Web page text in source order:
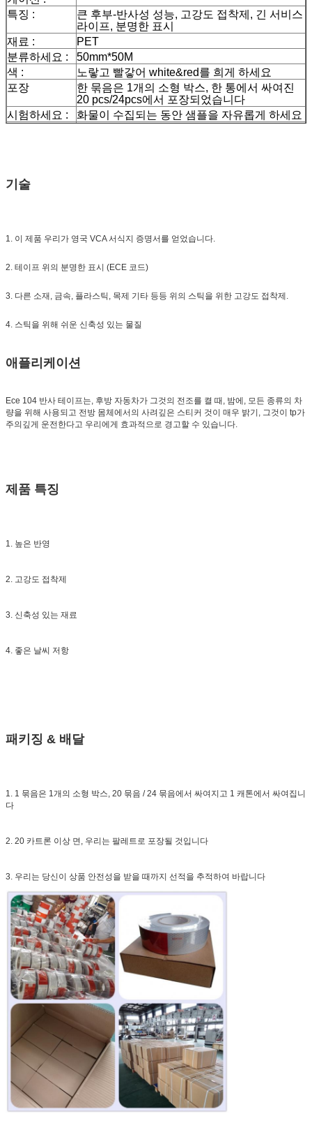
특징 :
큰 후부-반사성 성능, 고강도 접착제, 긴 서비스
라이프, 분명한 표시
재료 :
PET
분류하세요 :
50mm*50M
색 :
노랗고 빨갛어 white&red를 희게 하세요
포장
한 묶음은 1개의 소형 박스, 한 통에서 싸여진
20 pcs/24pcs에서 포장되었습니다
시험하세요 :
화물이 수집되는 동안 샘플을 자유롭게 하세요
기술
1. 이 제품 우리가 영국 VCA 서식지 증명서를 얻었습니다.
2. 테이프 위의 분명한 표시 (ECE 코드)
3. 다른 소재, 금속, 플라스틱, 목제 기타 등등 위의 스틱을 위한 고강도 접착제.
4. 스틱을 위해 쉬운 신축성 있는 물질
애플리케이션
Ece 104 반사 테이프는, 후방 자동차가 그것의 전조를 켤 때, 밤에, 모든 종류의 차
량을 위해 사용되고 전방 몸체에서의 사려깊은 스티커 것이 매우 밝기, 그것이 tp가
주의깊게 운전한다고 우리에게 효과적으로 경고할 수 있습니다.
제품 특징
1. 높은 반영
2. 고강도 접착제
3. 신축성 있는 재료
4. 좋은 날씨 저항
패키징 & 배달
1. 1 묶음은 1개의 소형 박스, 20 묶음 / 24 묶음에서 싸여지고 1 캐톤에서 싸여집니
다
2. 20 카트론 이상 면, 우리는 팔레트로 포장될 것입니다
3. 우리는 당신이 상품 안전성을 받을 때까지 선적을 추적하여 바랍니다